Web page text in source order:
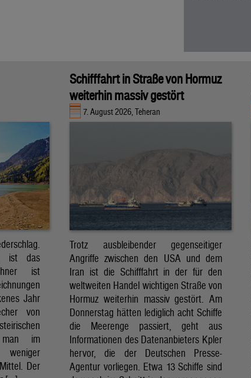
ist das
ist
Jahr
von
man im
weniger
Der
Schifffahrt in Straße von Hormuz
weiterhin massiv gestört
7. August 2026, Teheran
Trotz ausbleibender gegenseitiger
Angriffe zwischen den USA und dem
Iran ist die Schifffahrt in der für den
weltweiten Handel wichtigen Straße von
Hormuz weiterhin massiv gestört. Am
Donnerstag hätten lediglich acht Schiffe
die Meerenge passiert, geht aus
Informationen des Datenanbieters Kpler
hervor, die der Deutschen Presse-
Agentur vorliegen. Etwa 13 Schiffe sind